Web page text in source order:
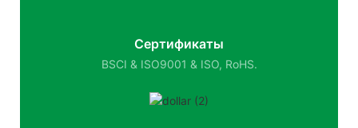
Сертификаты
BSCI & ISO9001 & ISO, RoHS.